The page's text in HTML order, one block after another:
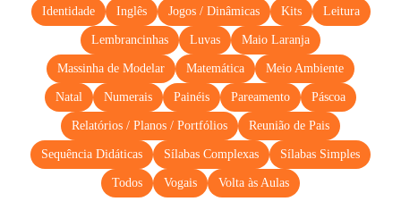
Identidade Inglês Jogos / Dinâmicas Kits Leitura
Lembrancinhas Luvas Maio Laranja
Massinha de Modelar Matemática Meio Ambiente
Natal Numerais Painéis Pareamento Páscoa
Relatórios / Planos / Portfólios Reunião de Pais
Sequência Didáticas Sílabas Complexas Sílabas Simples
Todos Vogais Volta às Aulas